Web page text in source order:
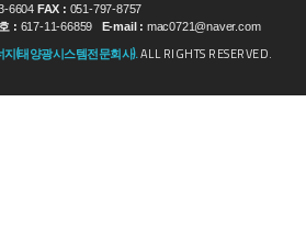
6604 FAX : 051-797-8757
: 617-11-66859 E-mail : mac0721@naver.com
(태양광시스템전문회사).ALL RIGHTS RESERVED.